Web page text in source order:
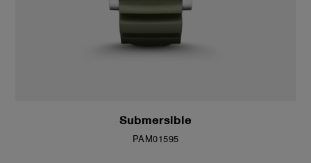
Submersible
PAM01595